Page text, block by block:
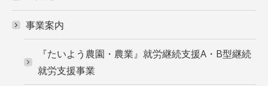
事業案内
『たいよう農園・農業』就労継続支援A・B型継続
就労支援事業